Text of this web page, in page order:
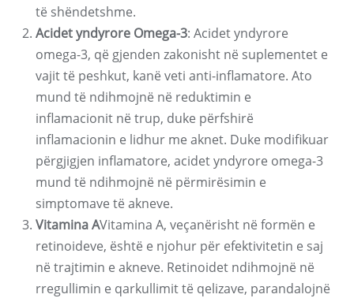
të shëndetshme.
Acidet yndyrore Omega-3: Acidet yndyrore
omega-3, që gjenden zakonisht në suplementet e
vajit të peshkut, kanë veti anti-inflamatore. Ato
mund të ndihmojnë në reduktimin e
inflamacionit në trup, duke përfshirë
inflamacionin e lidhur me aknet. Duke modifikuar
përgjigjen inflamatore, acidet yndyrore omega-3
mund të ndihmojnë në përmirësimin e
simptomave të akneve.
Vitamina AVitamina A, veçanërisht në formën e
retinoideve, është e njohur për efektivitetin e saj
në trajtimin e akneve. Retinoidet ndihmojnë në
rregullimin e qarkullimit të qelizave, parandalojnë